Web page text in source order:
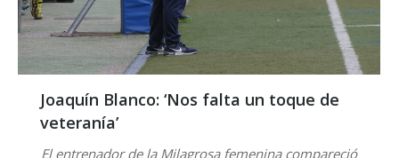
Joaquín Blanco: ‘Nos falta un toque de
veteranía’
El entrenador de la Milagrosa femenina compareció